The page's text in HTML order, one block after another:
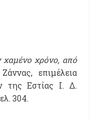
χαμένο χρόνο, από
επιμέλεια
της Εστίας Ι. Δ.
304.